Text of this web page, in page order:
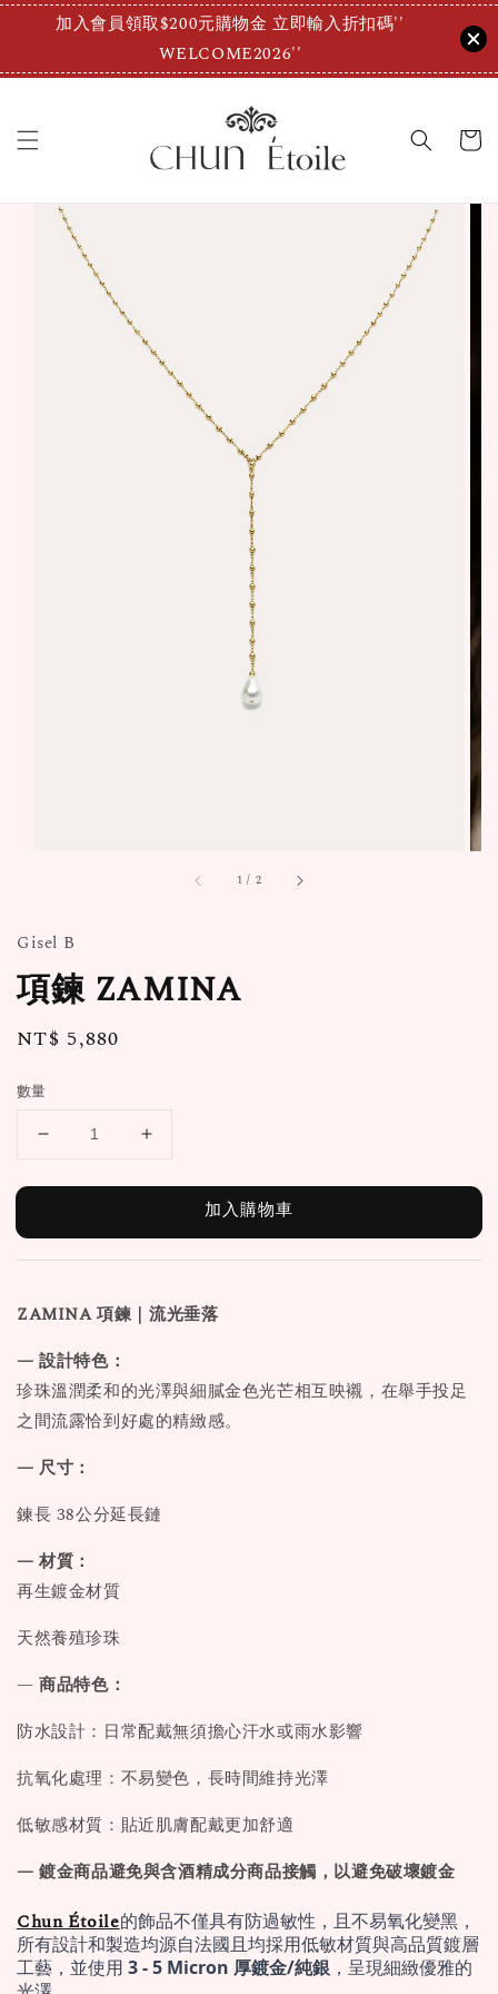
加入會員領取$200元購物金 立即輸入折扣碼''
WELCOME2026''
1 / 2
Gisel B
項鍊 ZAMINA
Regular
NT$ 5,880
數量
加入購物車
ZAMINA項鍊 ｜流光垂落
— 設計特色：
珍珠溫潤柔和的光澤與細膩金色光芒相互映襯，在舉手投足
之間流露恰到好處的精緻感。
— 尺寸：
鍊長 38公分延長鏈
— 材質：
再生鍍金材質
天然養殖珍珠
—商品特色：
防水設計：日常配戴無須擔心汗水或雨水影響
抗氧化處理：不易變色，長時間維持光澤
低敏感材質：貼近肌膚配戴更加舒適
— 鍍金商品避免與含酒精成分商品接觸，以避免破壞鍍金
Chun Étoile的飾品不僅具有防過敏性，且不易氧化變黑，
所有設計和製造均源自法國且均採用低敏材質與高品質鍍層
工藝，並使用 3 - 5 Micron 厚鍍金/純銀 ，呈現細緻優雅的